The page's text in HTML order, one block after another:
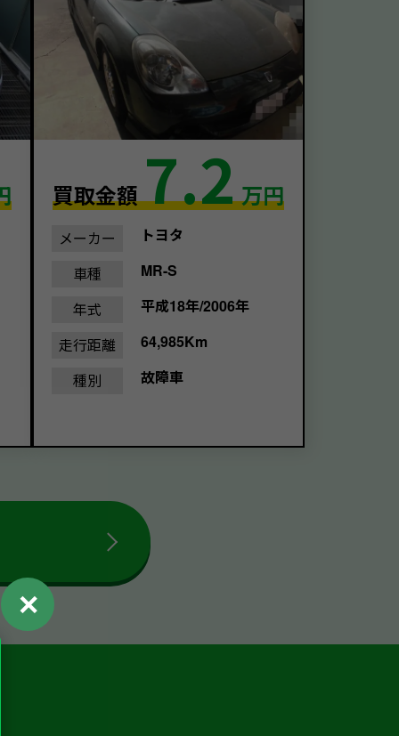
買取金額7.2 万円
メーカー
トヨタ
車種
MR-S
年式
平成18年/2006年
走行距離
64,985Km
種別
故障車
✕